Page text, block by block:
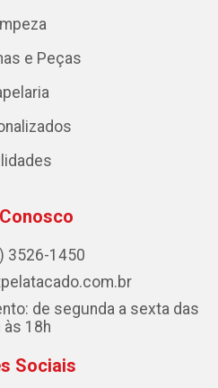
e Peças
3526-1450
de segunda a sexta das
às 18h
Sociais